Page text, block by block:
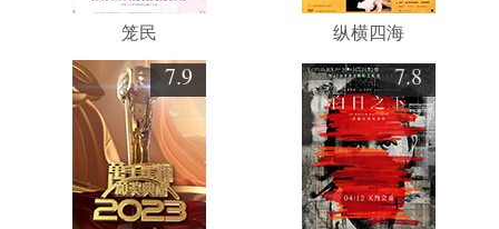
笼民 纵横四海
7.9 7.8